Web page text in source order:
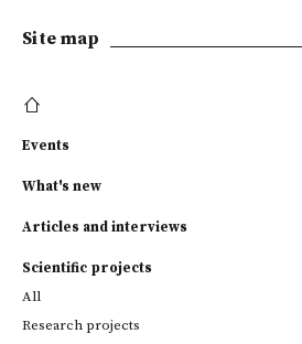
Site map
Events
What's new
Articles and interviews
Scientific projects
All
Research projects